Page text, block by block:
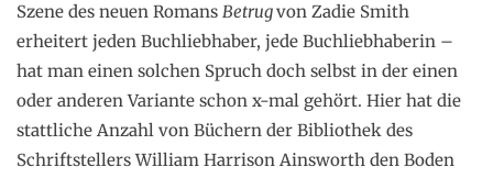
Szene des neuen Romans Betrugvon Zadie Smith
erheitert jeden Buchliebhaber, jede Buchliebhaberin –
hat man einen solchen Spruch doch selbst in der einen
oder anderen Variante schon x-mal gehört. Hier hat die
stattliche Anzahl von Büchern der Bibliothek des
Schriftstellers William Harrison Ainsworth den Boden